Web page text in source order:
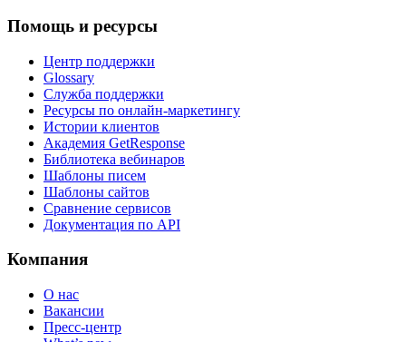
Помощь и ресурсы
Центр поддержки
Glossary
Служба поддержки
Ресурсы по онлайн-маркетингу
Истории клиентов
Академия GetResponse
Библиотека вебинаров
Шаблоны писем
Шаблоны сайтов
Сравнение сервисов
Документация по API
Компания
О нас
Вакансии
Пресс-центр